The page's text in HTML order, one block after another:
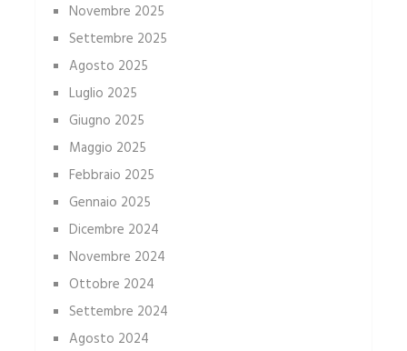
Novembre 2025
Settembre 2025
Agosto 2025
Luglio 2025
Giugno 2025
Maggio 2025
Febbraio 2025
Gennaio 2025
Dicembre 2024
Novembre 2024
Ottobre 2024
Settembre 2024
Agosto 2024